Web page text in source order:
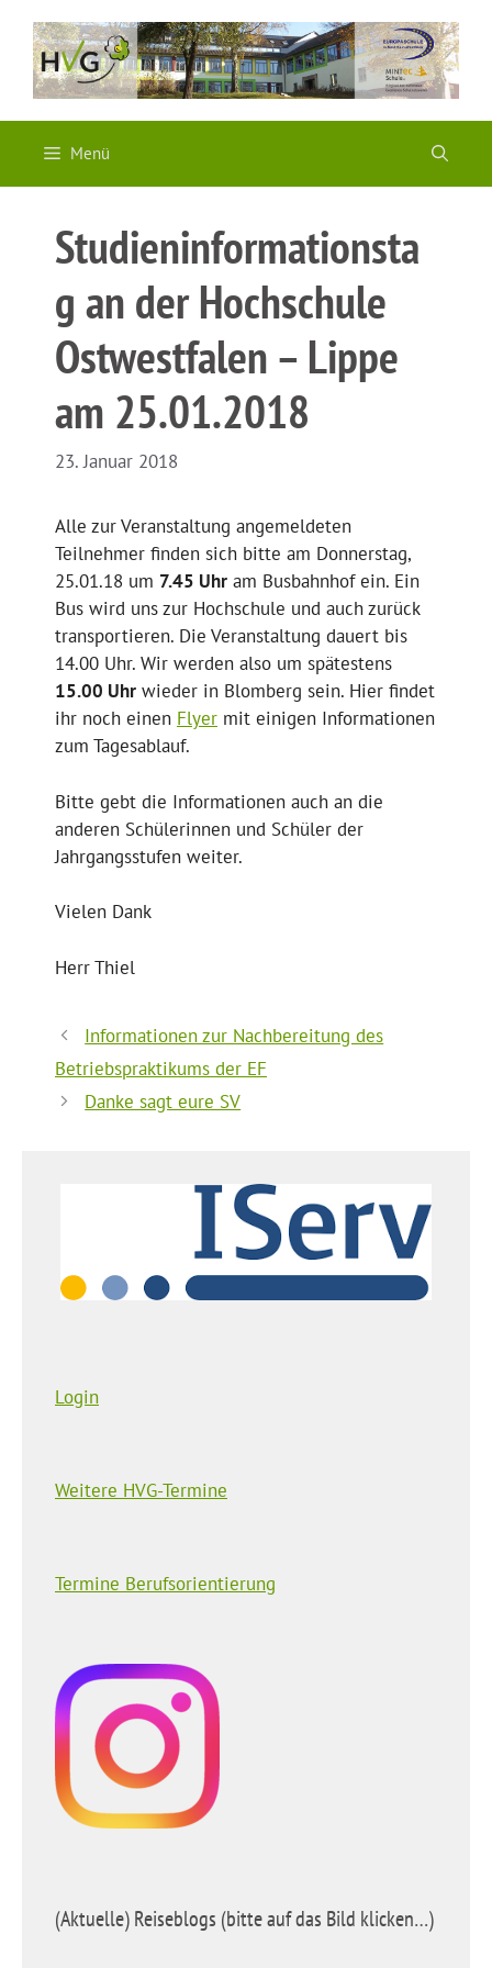
Inhalt
springen
Menü
Studieninformationsta
g an der Hochschule
Ostwestfalen – Lippe
am 25.01.2018
23. Januar 2018
Alle zur Veranstaltung angemeldeten
Teilnehmer finden sich bitte am Donnerstag,
25.01.18 um 7.45 Uhr am Busbahnhof ein. Ein
Bus wird uns zur Hochschule und auch zurück
transportieren. Die Veranstaltung dauert bis
14.00 Uhr. Wir werden also um spätestens
15.00 Uhr wieder in Blomberg sein. Hier findet
ihr noch einen Flyer mit einigen Informationen
zum Tagesablauf.
Bitte gebt die Informationen auch an die
anderen Schülerinnen und Schüler der
Jahrgangsstufen weiter.
Vielen Dank
Herr Thiel
Informationen zur Nachbereitung des
Betriebspraktikums der EF
Danke sagt eure SV
Login
Weitere HVG-Termine
Termine Berufsorientierung
(Aktuelle) Reiseblogs (bitte auf das Bild klicken…)